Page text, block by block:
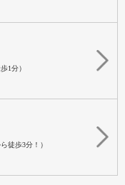
1分）
徒歩3分！）